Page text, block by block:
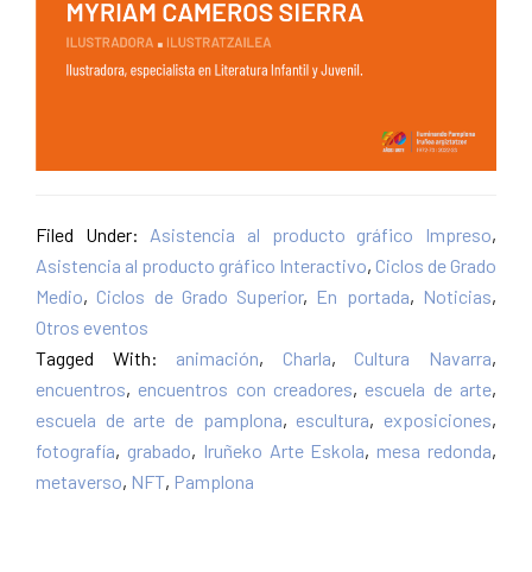
Filed Under: Asistencia al producto gráfico Impreso,
Asistencia al producto gráfico Interactivo, Ciclos de Grado
Medio, Ciclos de Grado Superior, En portada, Noticias,
Otros eventos
Tagged With: animación, Charla, Cultura Navarra,
encuentros, encuentros con creadores, escuela de arte,
escuela de arte de pamplona, escultura, exposiciones,
fotografía, grabado, Iruñeko Arte Eskola, mesa redonda,
metaverso, NFT, Pamplona